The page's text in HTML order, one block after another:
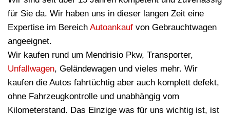
für Sie da. Wir haben uns in dieser langen Zeit eine
Expertise im Bereich Autoankauf von Gebrauchtwagen
angeeignet.
Wir kaufen rund um Mendrisio Pkw, Transporter,
Unfallwagen, Geländewagen und vieles mehr. Wir
kaufen die Autos fahrtüchtig aber auch komplett defekt,
ohne Fahrzeugkontrolle und unabhängig vom
Kilometerstand. Das Einzige was für uns wichtig ist, ist